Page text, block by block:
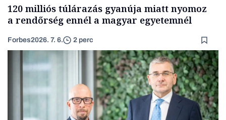
120 milliós túlárazás gyanúja miatt nyomoz
a rendőrség ennél a magyar egyetemnél
Forbes2026. 7. 6. 2 perc